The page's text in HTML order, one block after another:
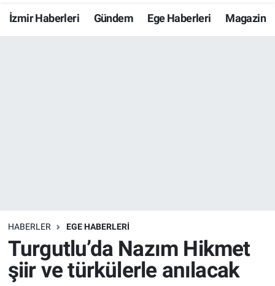
İzmir Haberleri Gündem Ege Haberleri Magazin
HABERLER EGE HABERLERİ
Turgutlu’da Nazım Hikmet
şiir ve türkülerle anılacak
Resmi İlanlar